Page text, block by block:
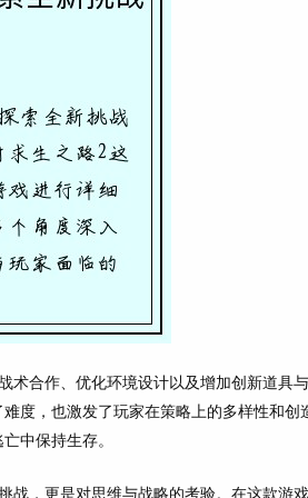
合作、优化环境设计以及增加创新道具
度，也激发了玩家在策略上的多样性和创
中保持生存。
战，更是对思维与战略的考验。在这款游